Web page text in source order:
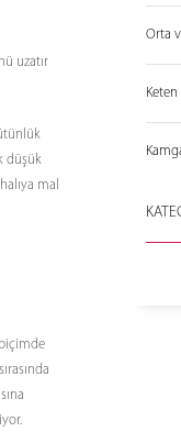
uzatır
düşük
mal
Orta